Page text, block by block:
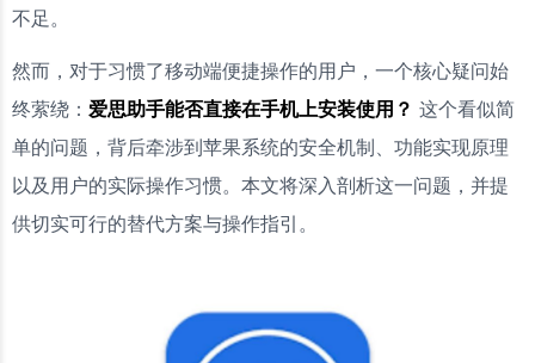
不足。
然而，对于习惯了移动端便捷操作的用户，一个核心疑问始
终萦绕： 爱思助手能否直接在手机上安装使用？ 这个看似简
单的问题，背后牵涉到苹果系统的安全机制、功能实现原理
以及用户的实际操作习惯。本文将深入剖析这一问题，并提
供切实可行的替代方案与操作指引。